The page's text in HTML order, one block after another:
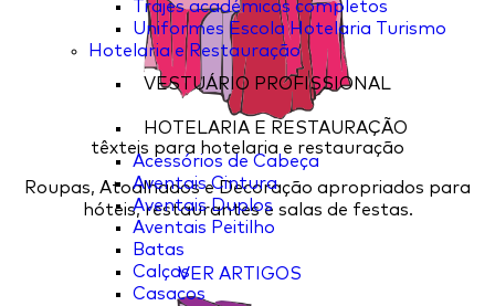
Trajes académicos completos
Uniformes Escola Hotelaria Turismo
Hotelaria e Restauração
VESTUÁRIO PROFISSIONAL
HOTELARIA E RESTAURAÇÃO
Acessórios de Cabeça
Aventais Cintura
Aventais Duplos
Aventais Peitilho
Batas
Calças
Casacos
têxteis para hotelaria e restauração
Roupas, Atoalhados e Decoração apropriados para
hóteis, restaurantes e salas de festas.
VER ARTIGOS